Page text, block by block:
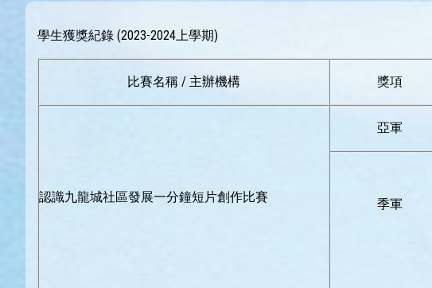
學生獲獎紀錄 (2023-2024上學期)
比賽名稱 / 主辦機構 獎項
認識九龍城社區發展一分鐘短片創作比賽
亞軍
季軍